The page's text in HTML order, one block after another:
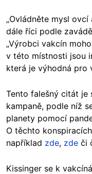
„Ovládněte mysl
dále říci podle
„Výrobci vakcín
v této místnosti jsou
která je výhodná pro
Tento falešný citát je
kampaně, podle níž
planety pomocí
O těchto
například zde, zde či
Kissinger se k